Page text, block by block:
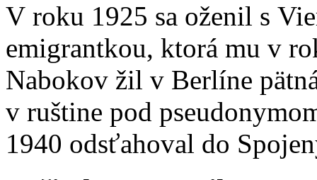
V roku 1925 sa oženil s
emigrantkou, ktorá mu v
Nabokov žil v Berlíne
v ruštine pod
1940 odsťahoval do